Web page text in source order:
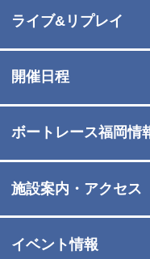
ライブ&リプレイ
開催日程
ボートレース福岡情
施設案内・アクセス
イベント情報